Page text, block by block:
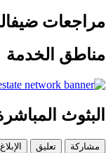
مراجعات
مناطق الخدمة
البثوث
مشاركة تعليق